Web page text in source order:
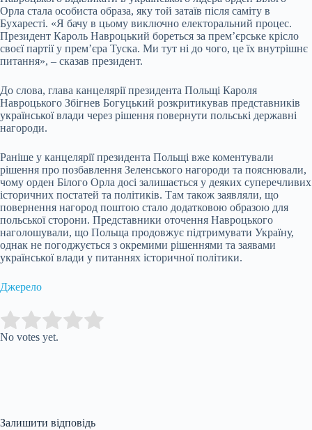
Орла стала особиста образа, яку той затаїв після саміту в
Бухаресті. «Я бачу в цьому виключно електоральний процес.
Президент Кароль Навроцький бореться за прем’єрське крісло
своєї партії у прем’єра Туска. Ми тут ні до чого, це їх внутрішнє
питання», – сказав президент.
До слова, глава канцелярії президента Польщі Кароля
Навроцького Збігнев Богуцький розкритикував представників
української влади через рішення повернути польські державні
нагороди.
Раніше у канцелярії президента Польщі вже коментували
рішення про позбавлення Зеленського нагороди та пояснювали,
чому орден Білого Орла досі залишається у деяких суперечливих
історичних постатей та політиків. Там також заявляли, що
повернення нагород поштою стало додатковою образою для
польської сторони. Представники оточення Навроцького
наголошували, що Польща продовжує підтримувати Україну,
однак не погоджується з окремими рішеннями та заявами
української влади у питаннях історичної політики.
Джерело
Rate this item:
No votes yet.
Залишити відповідь